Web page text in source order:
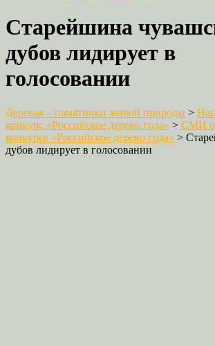
Старейшина
дубов лидирует в
голосовании
Деревья – памятники живой природы >
конкурс «Российское дерево года» > СМИ о
конкурсе «Российское дерево года» >
дубов лидирует в голосовании